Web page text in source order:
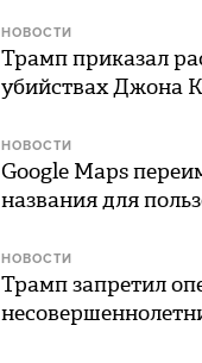
НОВОСТИ
Трамп приказал
убийствах Джона
НОВОСТИ
Google Maps
названия для
НОВОСТИ
Трамп запретил